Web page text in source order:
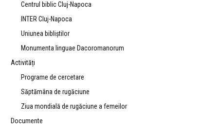
Centrul biblic Cluj-Napoca
INTER Cluj-Napoca
Uniunea bibliştilor
Monumenta linguae Dacoromanorum
Activități
Programe de cercetare
Săptămâna de rugăciune
Ziua mondială de rugăciune a femeilor
Documente